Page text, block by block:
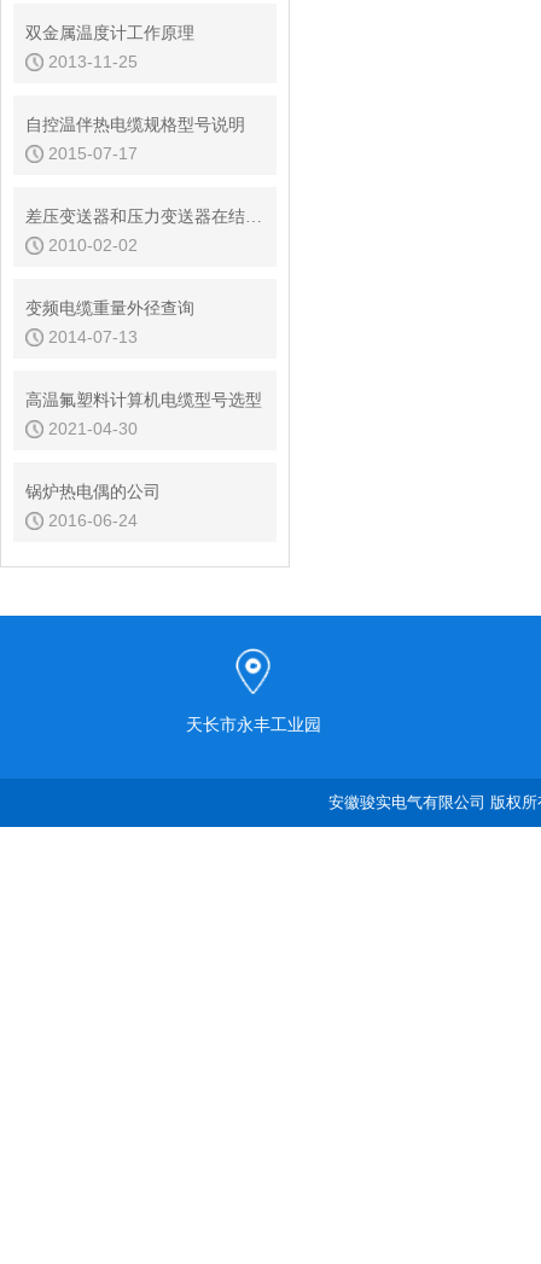
双金属温度计工作原理
2013-11-25
自控温伴热电缆规格型号说明
2015-07-17
差压变送器和压力变送器在结构和安装、选型上有什么区别
2010-02-02
变频电缆重量外径查询
2014-07-13
高温氟塑料计算机电缆型号选型
2021-04-30
锅炉热电偶的公司
2016-06-24
天长市永丰工业园
安徽骏实电气有限公司 版权